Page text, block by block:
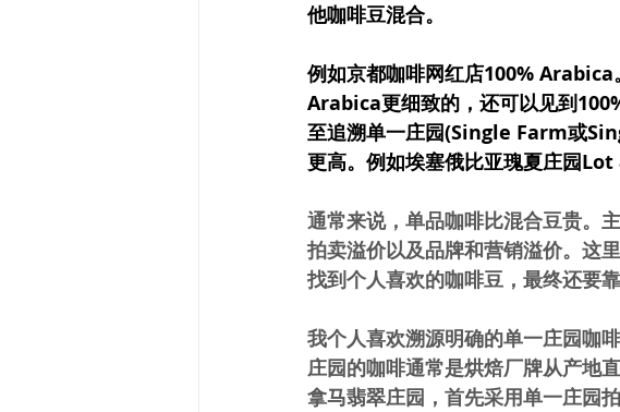
他咖啡豆混合。
例如京都咖啡网红店100%
Arabica更细致的，还可以见到
至追溯单一庄园(Single Farm或
更高。例如埃塞俄比亚瑰夏庄园Lot
通常来说，单品咖啡比混合豆贵。
拍卖溢价以及品牌和营销溢价。这
找到个人喜欢的咖啡豆，最终还要
我个人喜欢溯源明确的单一庄园咖
庄园的咖啡通常是烘焙厂牌从产地
拿马翡翠庄园，首先采用单一庄园